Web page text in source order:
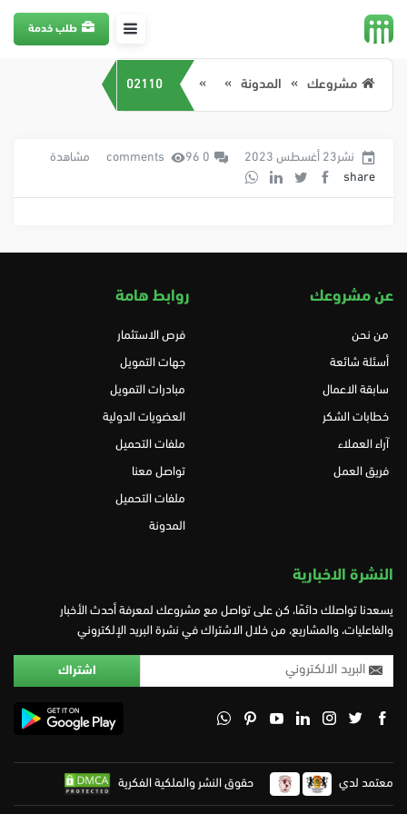
طلب خدمة
مشروعك المدونة 02110
نشر23 أغسطس 2023 0 comments 96 مشاهدة
share
عن مشروعك
من نحن
أسئلة شائعة
سابقة الاعمال
خطابات الشكر
آراء العملاء
فريق العمل
روابط هامة
فرص الاستثمار
جهات التمويل
مبادرات التمويل
العضويات الدولية
ملفات التحميل
تواصل معنا
ملفات التحميل
المدونة
النشرة الاخبارية
يسعدنا تواصلك دائمًا، كن على تواصل مع مشروعك لمعرفة أحدث الأخبار
والفاعليات، والمشاريع، من خلال الاشتراك في نشرة البريد الإلكتروني
معتمد لدي حقوق النشر والملكية الفكرية